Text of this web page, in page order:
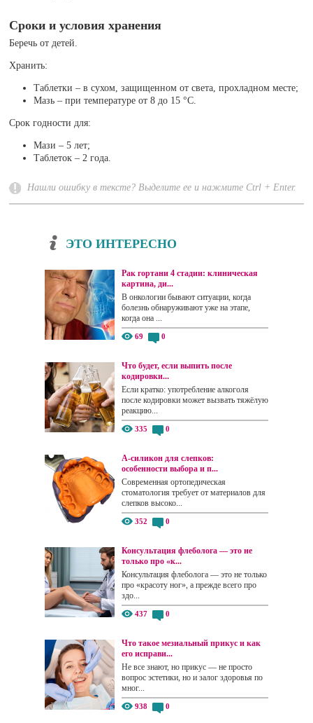
Сроки и условия хранения
Беречь от детей.
Хранить:
Таблетки – в сухом, защищенном от света, прохладном месте;
Мазь – при температуре от 8 до 15 °C.
Срок годности для:
Мази – 5 лет;
Таблеток – 2 года.
Нашли ошибку в тексте? Выделите ее и нажмите Ctrl + Enter.
ЭТО ИНТЕРЕСНО
Рак гортани 4 стадии: клиническая
картина, ди...
В онкологии бывают ситуации, когда
болезнь обнаруживают уже на этапе,
когда она ...
69 0
Что будет, если выпить после
кодировки...
Если кратко: употребление алкоголя
после кодировки может вызвать тяжёлую
реакцию...
335 0
А-силикон для слепков:
особенности выбора и п...
Современная ортопедическая
стоматология требует от материалов для
слепков высоко...
352 0
Консультация флеболога — это не
только про «к...
Консультация флеболога — это не только
про «красоту ног», а прежде всего про
здо...
437 0
Что такое мезиальный прикус и как
его исправи...
Не все знают, но прикус — не просто
вопрос эстетики, но и залог здоровья по
мног...
938 0